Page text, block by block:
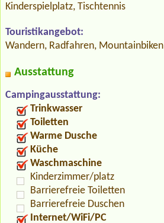
Kinderspielplatz, Tischtennis
Touristikangebot:
Wandern, Radfahren, Mountainbiken
Ausstattung
Campingausstattung:
Trinkwasser
Toiletten
Warme Dusche
Küche
Waschmaschine
Kinderzimmer/platz
Barrierefreie Toiletten
Barrierefreie Duschen
Internet/WiFi/PC